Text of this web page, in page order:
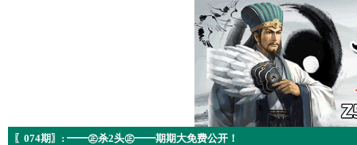
〖074期〗: ━━㊣杀2头㊣━━期期大免费公开！